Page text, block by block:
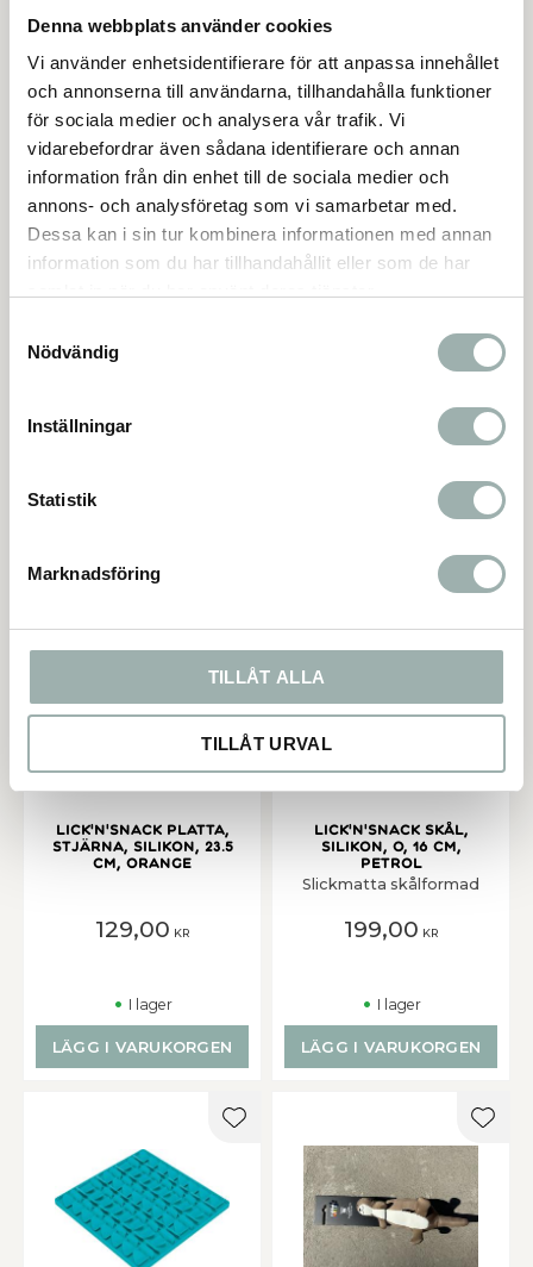
Denna webbplats använder cookies
Vi använder enhetsidentifierare för att anpassa innehållet
och annonserna till användarna, tillhandahålla funktioner
för sociala medier och analysera vår trafik. Vi
vidarebefordrar även sådana identifierare och annan
information från din enhet till de sociala medier och
annons- och analysföretag som vi samarbetar med.
Dessa kan i sin tur kombinera informationen med annan
information som du har tillhandahållit eller som de har
Nödvändig
Inställningar
Statistik
Marknadsföring
TILLÅT ALLA
TILLÅT URVAL
LÄGG I VARUKORGEN
fisk, silikon, 28 cm,
89,00
Lägg till i favoriter
Lick'n'Snack platta,
silikon, 20 o 20 cm,
Lick'n'Snack platta,
stjärna, silikon, 23.5
cm, orange
129,00 KR
Lägg till i favoriter
I lager
LÄGG I VARUKORGEN
Lick'n'Snack skål,
silikon, o, 16 cm,
petrol
Slickmatta skålformad
199,00 KR
I lager
LÄGG I VARUKORGEN
Lägg till i favoriter